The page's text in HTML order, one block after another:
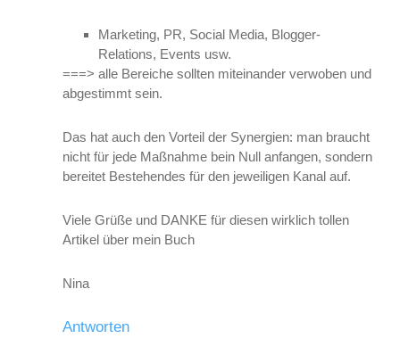
Marketing, PR, Social Media, Blogger-
Relations, Events usw.
===> alle Bereiche sollten miteinander verwoben und
abgestimmt sein.
Das hat auch den Vorteil der Synergien: man braucht
nicht für jede Maßnahme bein Null anfangen, sondern
bereitet Bestehendes für den jeweiligen Kanal auf.
Viele Grüße und DANKE für diesen wirklich tollen
Artikel über mein Buch
Nina
Antworten